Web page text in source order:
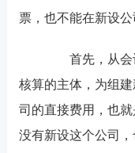
票，也不能在新设
首先，从会
核算的主体，为组
司的直接费用，也
没有新设这个公司